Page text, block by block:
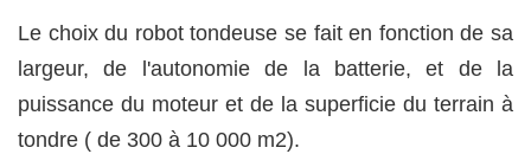
Le choix du robot tondeuse se fait en fonction de sa
largeur, de l'autonomie de la batterie, et de la
puissance du moteur et de la superficie du terrain à
tondre ( de 300 à 10 000 m2).